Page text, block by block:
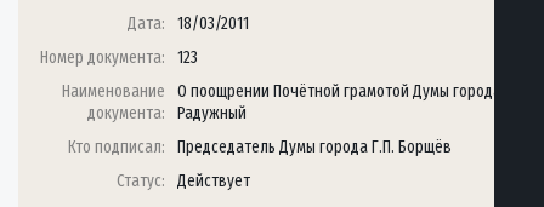
Дата:
18/03/2011
Номер документа:
123
Наименование
документа:
О поощрении Почётной грамотой Думы города
Радужный
Кто подписал:
Председатель Думы города Г.П. Борщёв
Статус:
Действует